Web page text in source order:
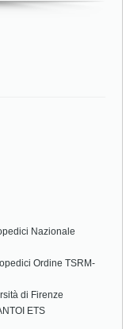
Nazionale
Ordine TSRM-
di Firenze
ETS